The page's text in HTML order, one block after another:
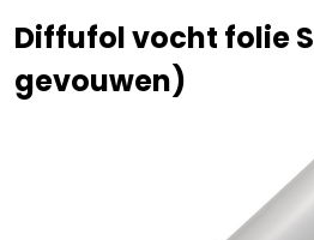
Diffufol vocht folie
gevouwen)